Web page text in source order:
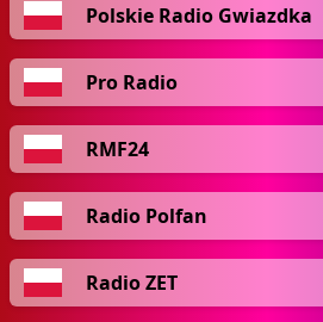
Polskie Radio Gwiazdka
Pro Radio
RMF24
Radio Polfan
Radio ZET